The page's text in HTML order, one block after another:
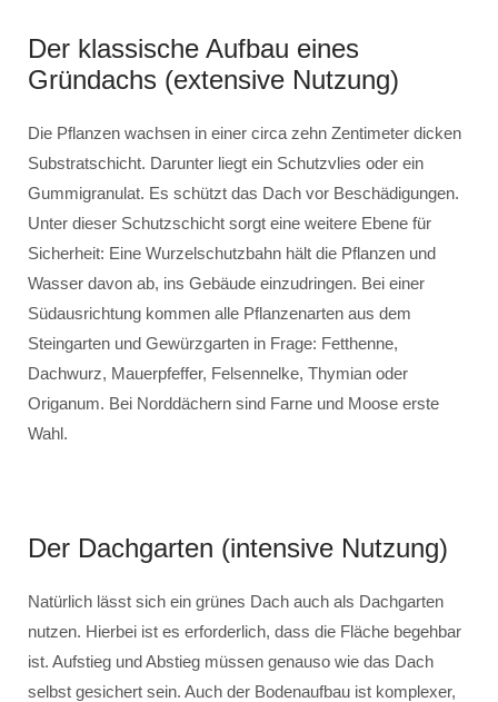
Der klassische Aufbau eines
Gründachs (extensive Nutzung)
Die Pflanzen wachsen in einer circa zehn Zentimeter dicken
Substratschicht. Darunter liegt ein Schutzvlies oder ein
Gummigranulat. Es schützt das Dach vor Beschädigungen.
Unter dieser Schutzschicht sorgt eine weitere Ebene für
Sicherheit: Eine Wurzelschutzbahn hält die Pflanzen und
Wasser davon ab, ins Gebäude einzudringen. Bei einer
Südausrichtung kommen alle Pflanzenarten aus dem
Steingarten und Gewürzgarten in Frage: Fetthenne,
Dachwurz, Mauerpfeffer, Felsennelke, Thymian oder
Origanum. Bei Norddächern sind Farne und Moose erste
Wahl.
Der Dachgarten (intensive Nutzung)
Natürlich lässt sich ein grünes Dach auch als Dachgarten
nutzen. Hierbei ist es erforderlich, dass die Fläche begehbar
ist. Aufstieg und Abstieg müssen genauso wie das Dach
selbst gesichert sein. Auch der Bodenaufbau ist komplexer,